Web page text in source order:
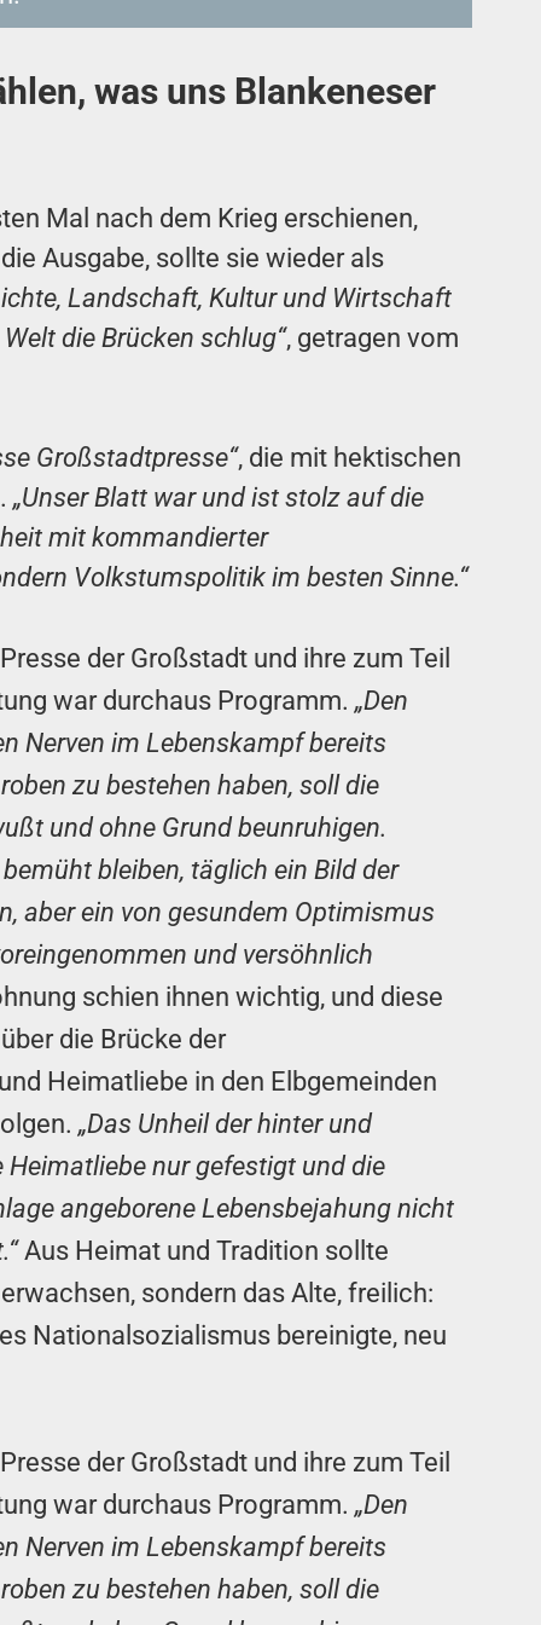
was uns Blankeneser
Mal nach dem Krieg erschienen,
Ausgabe, sollte sie wieder als
Landschaft, Kultur und Wirtschaft
die Brücken schlug“, getragen vom
Großstadtpresse“, die mit hektischen
„Unser Blatt war und ist stolz auf die
mit kommandierter
Volkstumspolitik im besten Sinne.“
der Großstadt und ihre zum Teil
war durchaus Programm. „Den
Nerven im Lebenskampf bereits
zu bestehen haben, soll die
und ohne Grund beunruhigen.
bleiben, täglich ein Bild der
aber ein von gesundem Optimismus
und versöhnlich
schien ihnen wichtig, und diese
die Brücke der
Heimatliebe in den Elbgemeinden
„Das Unheil der hinter und
nur gefestigt und die
angeborene Lebensbejahung nicht
Aus Heimat und Tradition sollte
sondern das Alte, freilich:
Nationalsozialismus bereinigte, neu
der Großstadt und ihre zum Teil
war durchaus Programm. „Den
Nerven im Lebenskampf bereits
zu bestehen haben, soll die